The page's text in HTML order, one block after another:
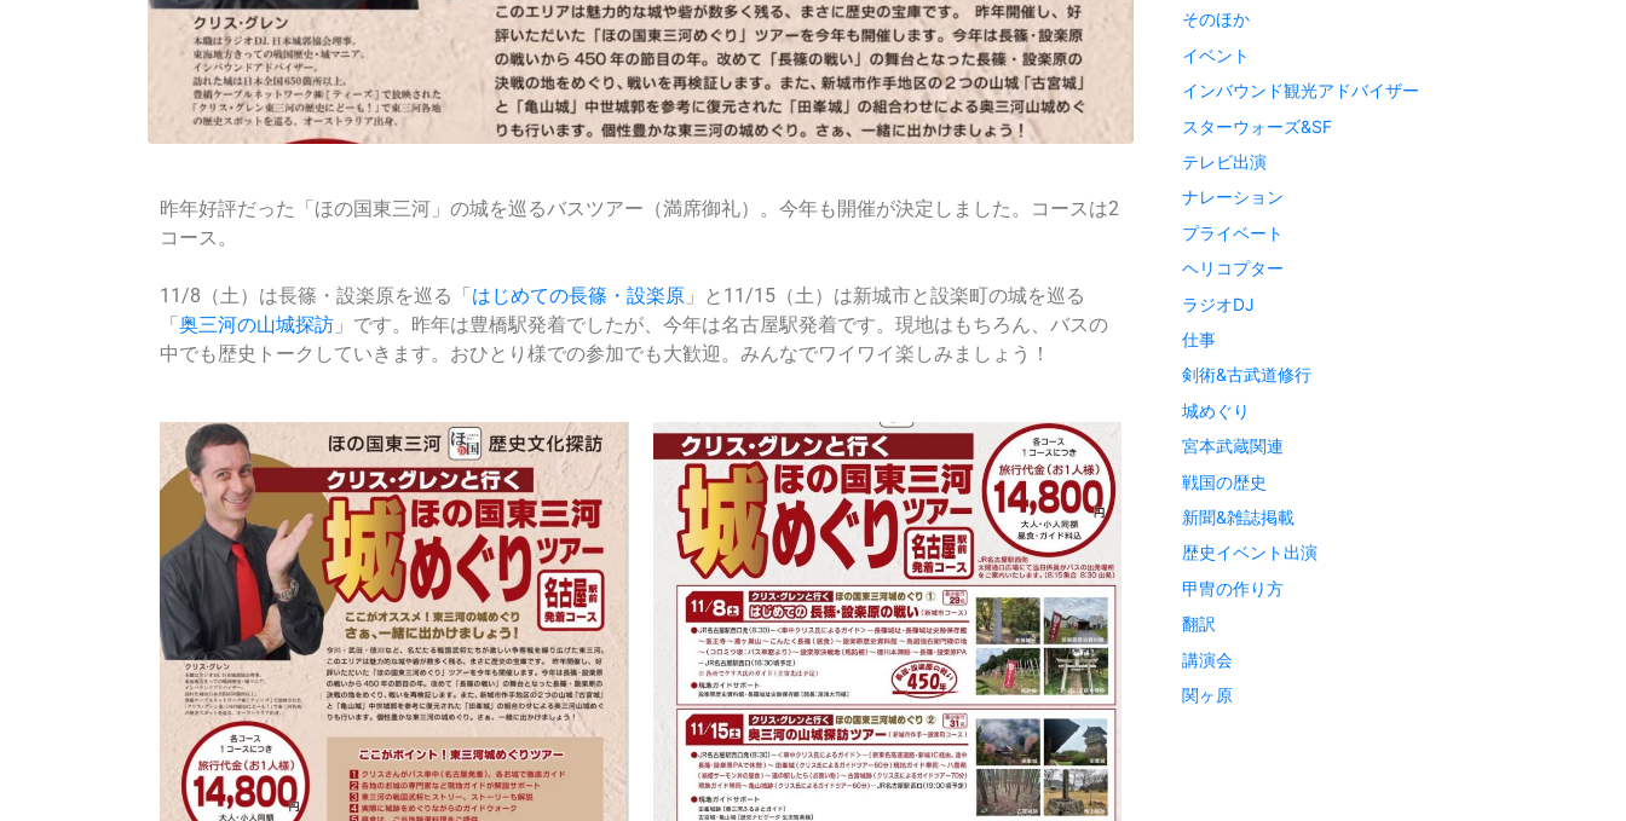
昨年好評だった「ほの国東三河」の城を巡るバスツアー（満席御礼）。今年も開催が決定しました。コースは2
コース。
11/8（土）は長篠・設楽原を巡る「 はじめての長篠・設楽原 」と11/15（土）は新城市と設楽町の城を巡る
「 奥三河の山城探訪 」です。 昨年は豊橋駅発着でしたが、今年は名古屋駅発着です。現地はもちろん、バスの
中でも歴史トークしていきます。おひとり様での参加でも大歓迎。みんなでワイワイ楽しみましょう！
そのほか
イベント
インバウンド観光アドバイザー
スターウォーズ&SF
テレビ出演
ナレーション
プライベート
ヘリコプター
ラジオDJ
仕事
剣術&古武道修行
城めぐり
宮本武蔵関連
戦国の歴史
新聞&雑誌掲載
歴史イベント出演
甲冑の作り方
翻訳
講演会
関ヶ原